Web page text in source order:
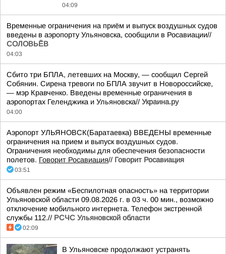
04:09
Временные ограничения на приём и выпуск воздушных судов
введены в аэропорту Ульяновска, сообщили в Росавиации//
СОЛОВЬЁВ
04:03
Сбито три БПЛА, летевших на Москву, — сообщил Сергей
Собянин. Сирена тревоги по БПЛА звучит в Новороссийске,
— мэр Кравченко. Введены временные ограничения в
аэропортах Геленджика и Ульяновска// Украина.ру
04:00
Аэропорт УЛЬЯНОВСК(Баратаевка) ВВЕДЕНЫ временные
ограничения на прием и выпуск воздушных судов.
Ограничения необходимы для обеспечения безопасности
полетов. Говорит Росавиация// Говорит Росавиация
03:51
Объявлен режим «Беспилотная опасность» на территории
Ульяновской области 09.08.2026 г. в 03 ч. 00 мин., возможно
отключение мобильного интернета. Телефон экстренной
службы 112.// РСЧС Ульяновской области
02:09
В Ульяновске продолжают устранять